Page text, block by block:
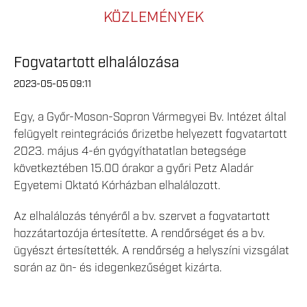
KÖZLEMÉNYEK
Fogvatartott elhalálozása
2023-05-05 09:11
Egy, a Győr-Moson-Sopron Vármegyei Bv. Intézet által
felügyelt reintegrációs őrizetbe helyezett fogvatartott
2023. május 4-én gyógyíthatatlan betegsége
következtében 15.00 órakor a győri Petz Aladár
Egyetemi Oktató Kórházban elhalálozott.
Az elhalálozás tényéről a bv. szervet a fogvatartott
hozzátartozója értesítette. A rendőrséget és a bv.
ügyészt értesítették. A rendőrség a helyszíni vizsgálat
során az ön- és idegenkezűséget kizárta.